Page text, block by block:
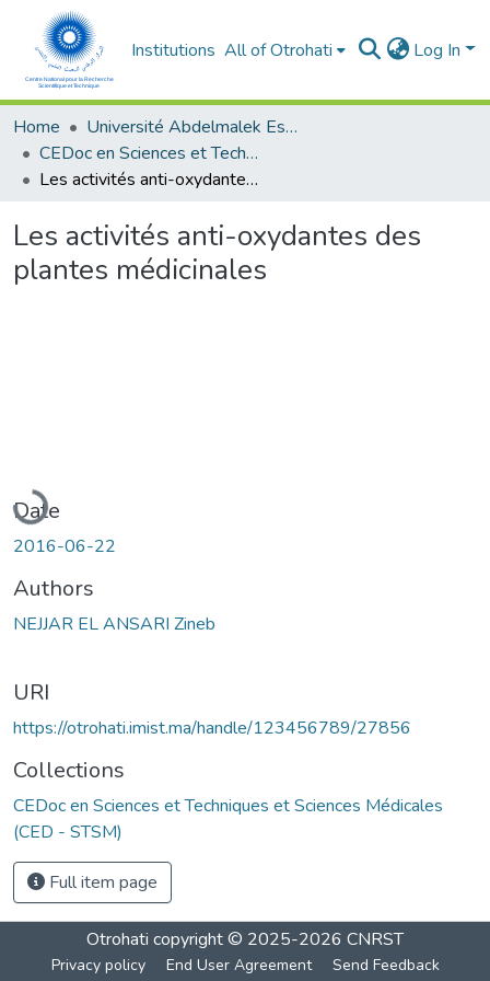
Institutions All of Otrohati Log In
Home
Université Abdelmalek Essaâdi - Tétouan
CEDoc en Sciences et Techniques et Sciences Médicales (CED - STSM)
Les activités anti-oxydantes des plantes médicinales
Les activités anti-oxydantes des
plantes médicinales
Loading...
Date
2016-06-22
Authors
NEJJAR EL ANSARI Zineb
URI
https://otrohati.imist.ma/handle/123456789/27856
Collections
CEDoc en Sciences et Techniques et Sciences Médicales
(CED - STSM)
Full item page
Otrohati copyright © 2025-2026 CNRST
Privacy policy End User Agreement Send Feedback